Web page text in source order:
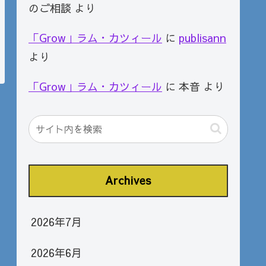
のご相談 より
「Grow」ラム・カツィール に publisann
より
「Grow」ラム・カツィール に 本音 より
Archives
2026年7月
2026年6月